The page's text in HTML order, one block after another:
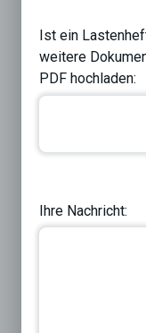
Ist ein
weitere
PDF hochladen:
Ihre Nachricht: